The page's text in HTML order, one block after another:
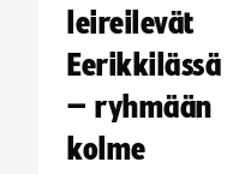
leireilevät
Eerikkilässä
– ryhmään
kolme